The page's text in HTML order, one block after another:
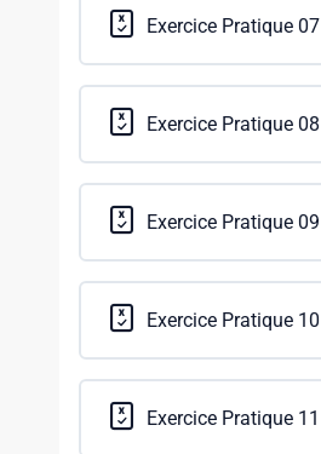
Exercice Pratique 07
Exercice Pratique 08
Exercice Pratique 09
Exercice Pratique 10
Exercice Pratique 11